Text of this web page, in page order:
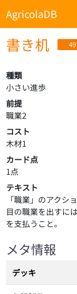
AgricolaDB
書き机 49
種類
小さい進歩
前提
職業2
コスト
木材1
カード点
1点
テキスト
「職業」のアクシ
目の職業を出すに
を支払うこと。
メタ情報
デッキ